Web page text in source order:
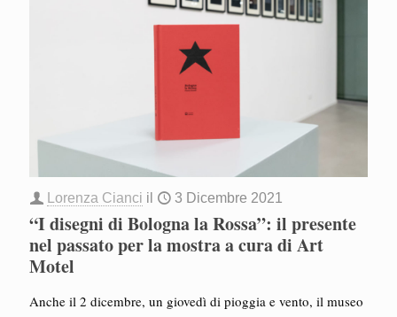
Lorenza Cianci il 3 Dicembre 2021
“I disegni di Bologna la Rossa”: il presente
nel passato per la mostra a cura di Art
Motel
Anche il 2 dicembre, un giovedì di pioggia e vento, il museo